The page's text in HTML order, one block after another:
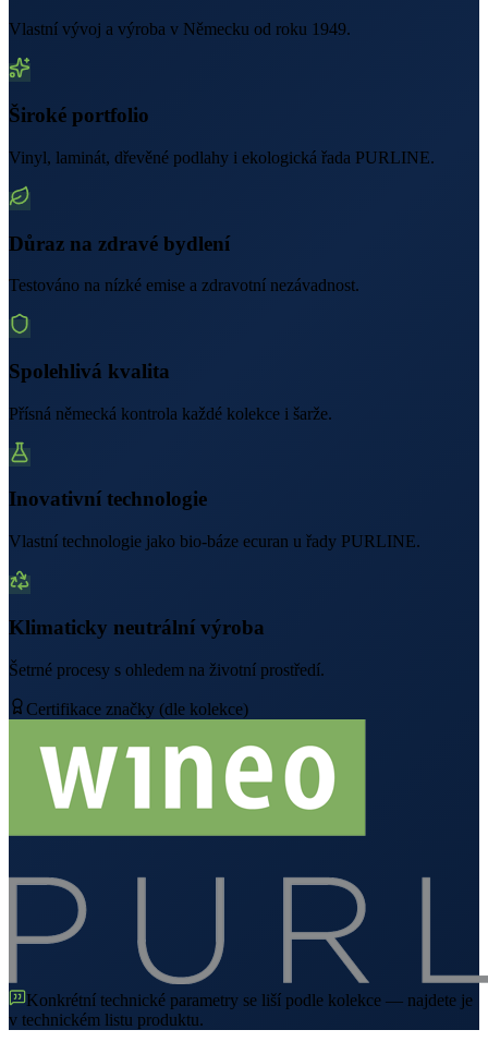
Vlastní vývoj a výroba v Německu od roku 1949.
Široké portfolio
Vinyl, laminát, dřevěné podlahy i ekologická řada PURLINE.
Důraz na zdravé bydlení
Testováno na nízké emise a zdravotní nezávadnost.
Spolehlivá kvalita
Přísná německá kontrola každé kolekce i šarže.
Inovativní technologie
Vlastní technologie jako bio-báze ecuran u řady PURLINE.
Klimaticky neutrální výroba
Šetrné procesy s ohledem na životní prostředí.
Certifikace značky (dle kolekce)
Konkrétní technické parametry se liší podle kolekce — najdete je
v technickém listu produktu.